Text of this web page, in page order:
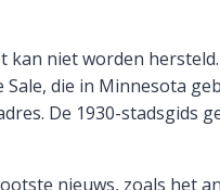
niet worden
die in Minnesota
De 1930-stadsgids
nieuws, zoals het